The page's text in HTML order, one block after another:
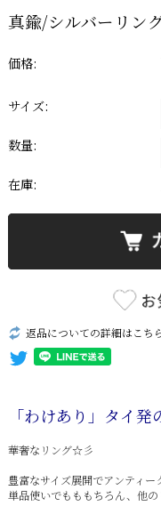
真鍮/シルバーリ
価格:
サイズ:
数量:
在庫:
返品についての詳細はこち
「わけあり」タイ
華奢なリング☆彡
豊富なサイズ展開でアンティー
単品使いでもももちろん、他